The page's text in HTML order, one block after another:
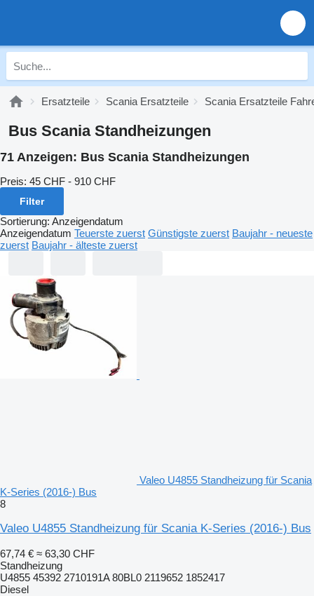
Ersatzteile Scania Ersatzteile Scania Ersatzteile
Bus Scania Standheizungen
71 Anzeigen: Bus Scania Standheizungen
Preis: 45 CHF - 910 CHF
Filter
Sortierung: Anzeigendatum
Anzeigendatum Teuerste zuerst Günstigste zuerst Baujahr - neueste
zuerst Baujahr - älteste zuerst
Valeo U4855 Standheizung für Scania
K-Series (2016-) Bus
8
Valeo U4855 Standheizung für Scania K-Series (2016-) Bus
67,74 € ≈ 63,30 CHF
Standheizung
U4855 45392 2710191A 80BL0 2119652 1852417
Diesel